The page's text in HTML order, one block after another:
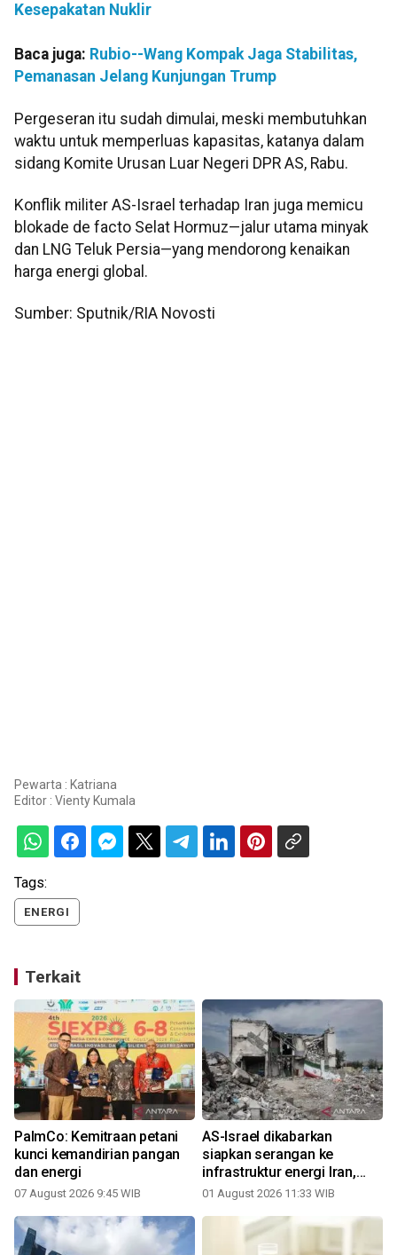
Kesepakatan Nuklir
Baca juga: Rubio--Wang Kompak Jaga Stabilitas,
Pemanasan Jelang Kunjungan Trump
Pergeseran itu sudah dimulai, meski membutuhkan
waktu untuk memperluas kapasitas, katanya dalam
sidang Komite Urusan Luar Negeri DPR AS, Rabu.
Konflik militer AS-Israel terhadap Iran juga memicu
blokade de facto Selat Hormuz—jalur utama minyak
dan LNG Teluk Persia—yang mendorong kenaikan
harga energi global.
Sumber: Sputnik/RIA Novosti
Pewarta : Katriana
Editor : Vienty Kumala
Tags:
ENERGI
Terkait
PalmCo: Kemitraan petani
kunci kemandirian pangan
dan energi
07 August 2026 9:45 WIB
AS-Israel dikabarkan
siapkan serangan ke
infrastruktur energi Iran,
ketegangan memanas
01 August 2026 11:33 WIB